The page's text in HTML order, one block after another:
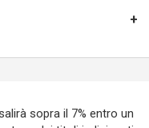
sopra il 7% entro un